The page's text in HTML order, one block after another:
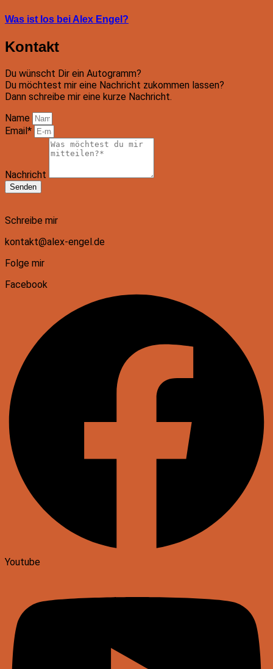
Was ist los bei Alex Engel?
Kontakt
Du wünscht Dir ein Autogramm?
Du möchtest mir eine Nachricht zukommen lassen?
Dann schreibe mir eine kurze Nachricht.
Name
Email*
Nachricht
Senden
Schreibe mir
kontakt@alex-engel.de
Folge mir
Facebook
Youtube